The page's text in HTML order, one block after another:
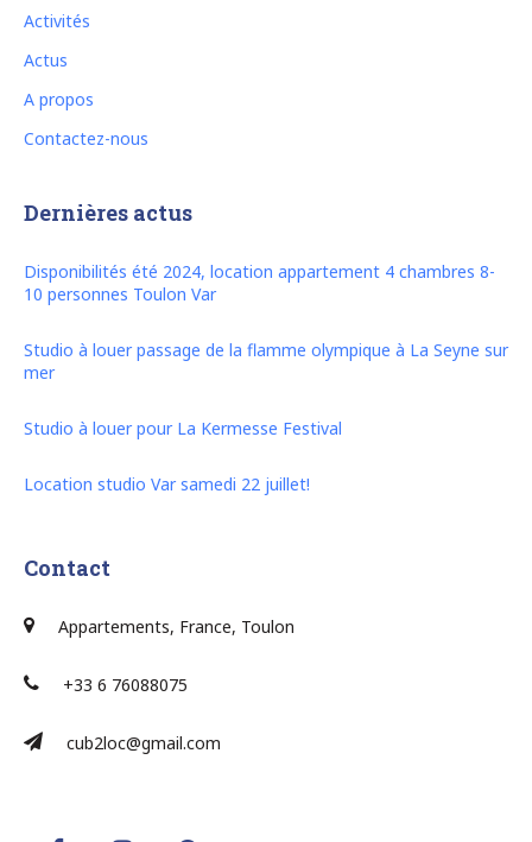
Activités
Actus
A propos
Contactez-nous
Dernières actus
Disponibilités été 2024, location appartement 4 chambres 8-
10 personnes Toulon Var
Studio à louer passage de la flamme olympique à La Seyne sur
mer
Studio à louer pour La Kermesse Festival
Location studio Var samedi 22 juillet!
Contact
Appartements, France, Toulon
+33 6 76088075
cub2loc@gmail.com